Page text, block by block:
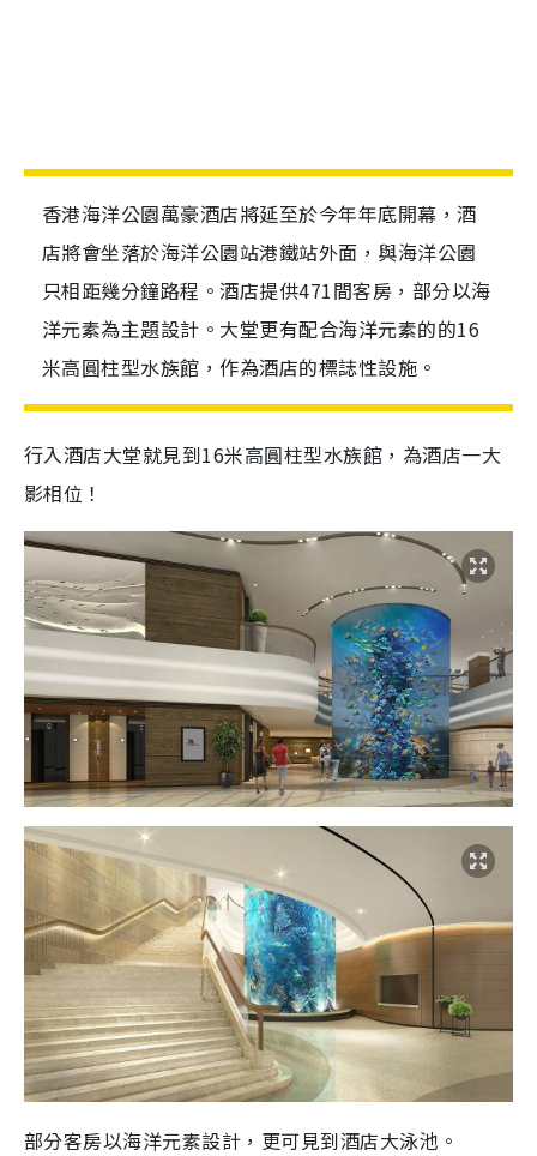
香港海洋公園萬豪酒店將延至於今年年底開幕，酒
店將會坐落於海洋公園站港鐵站外面，與海洋公園
只相距幾分鐘路程。酒店提供471間客房，部分以海
洋元素為主題設計。大堂更有配合海洋元素的的16
米高圓柱型水族館，作為酒店的標誌性設施。
行入酒店大堂就見到16米高圓柱型水族館，為酒店一大
影相位！
部分客房以海洋元素設計，更可見到酒店大泳池。